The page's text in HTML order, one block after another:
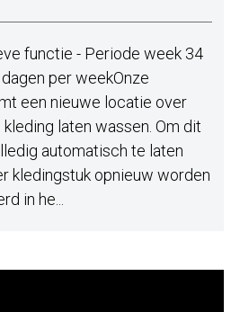
functie - Periode week 34
per weekOnze
een nieuwe locatie over
laten wassen. Om dit
automatisch te laten
kledingstuk opnieuw worden
in he...